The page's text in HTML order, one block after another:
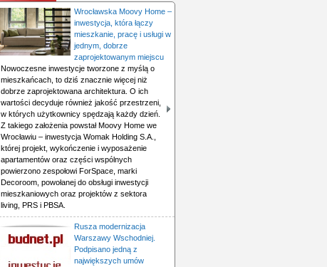
Wrocławska Moovy Home –
inwestycja, która łączy
mieszkanie, pracę i usługi w
jednym, dobrze
zaprojektowanym miejscu
Nowoczesne inwestycje tworzone z myślą o
mieszkańcach, to dziś znacznie więcej niż
dobrze zaprojektowana architektura. O ich
wartości decyduje również jakość przestrzeni,
w których użytkownicy spędzają każdy dzień.
Z takiego założenia powstał Moovy Home we
Wrocławiu – inwestycja Womak Holding S.A.,
której projekt, wykończenie i wyposażenie
apartamentów oraz części wspólnych
powierzono zespołowi ForSpace, marki
Decoroom, powołanej do obsługi inwestycji
mieszkaniowych oraz projektów z sektora
living, PRS i PBSA.
Rusza modernizacja
Warszawy Wschodniej.
Podpisano jedną z
największych umów